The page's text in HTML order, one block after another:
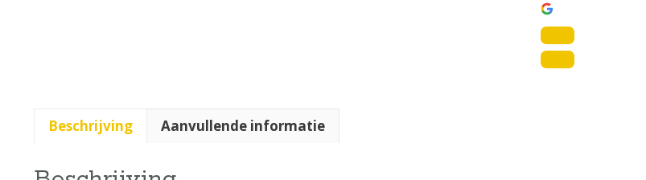
Beschrijving Aanvullende informatie